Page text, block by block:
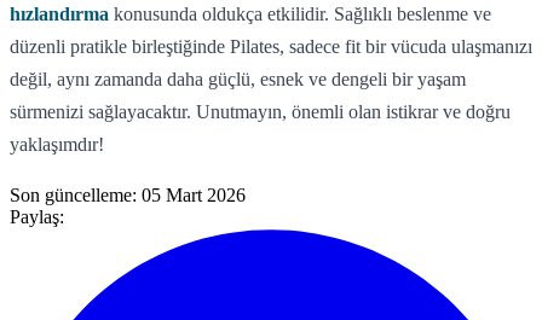
hızlandırma konusunda oldukça etkilidir. Sağlıklı beslenme ve
düzenli pratikle birleştiğinde Pilates, sadece fit bir vücuda ulaşmanızı
değil, aynı zamanda daha güçlü, esnek ve dengeli bir yaşam
sürmenizi sağlayacaktır. Unutmayın, önemli olan istikrar ve doğru
yaklaşımdır!
Son güncelleme: 05 Mart 2026
Paylaş: